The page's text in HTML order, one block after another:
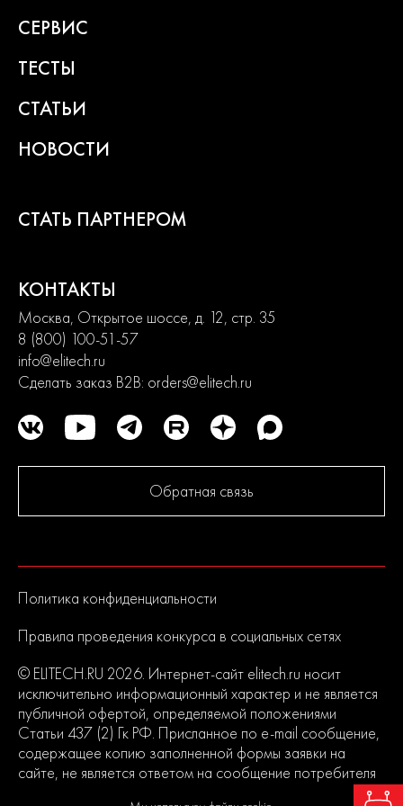
СЕРВИС
ТЕСТЫ
СТАТЬИ
НОВОСТИ
СТАТЬ ПАРТНЕРОМ
КОНТАКТЫ
Москва, Открытое шоссе, д. 12, стр. 35
8 (800) 100-51-57
info@elitech.ru
Сделать заказ B2B: orders@elitech.ru
Обратная связь
Политика конфиденциальности
Правила проведения конкурса в социальных сетях
© ELITECH.RU 2026. Интернет-сайт elitech.ru носит
исключительно информационный характер и не является
публичной офертой, определяемой положениями
Статьи 437 (2) Гк РФ. Присланное по e-mail сообщение,
содержащее копию заполненной формы заявки на
сайте, не является ответом на сообщение потребителя